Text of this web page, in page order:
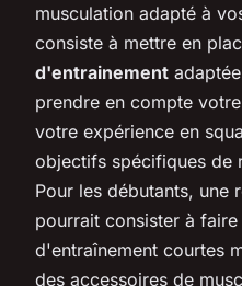
musculation adapté à
consiste à mettre en
d'entrainement
prendre en compte
votre expérience en
objectifs spécifiques de
Pour les débutants, une
pourrait consister à faire
d'entraînement courtes
des accessoires de